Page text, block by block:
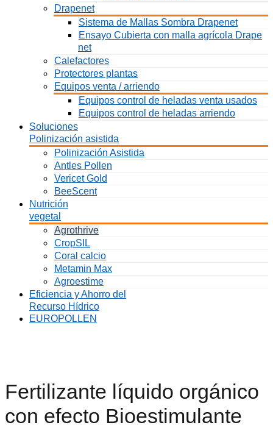
Drapenet
Sistema de Mallas Sombra Drapenet
Ensayo Cubierta con malla agrícola Drape
net
Calefactores
Protectores plantas
Equipos venta / arriendo
Equipos control de heladas venta usados
Equipos control de heladas arriendo
Soluciones
Polinización asistida
Polinización Asistida
Antles Pollen
Vericet Gold
BeeScent
Nutrición
vegetal
Agrothrive
CropSIL
Coral calcio
Metamin Max
Agroestime
Eficiencia y Ahorro del
Recurso Hídrico
EUROPOLLEN
Fertilizante líquido orgánico
con efecto Bioestimulante